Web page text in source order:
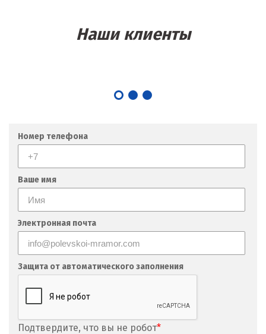
Наши клиенты
Номер телефона
Ваше имя
Электронная почта
Защита от автоматического заполнения
Подтвердите, что вы не робот*